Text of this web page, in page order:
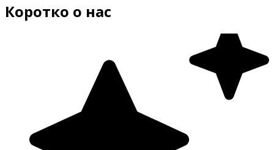
Коротко о нас